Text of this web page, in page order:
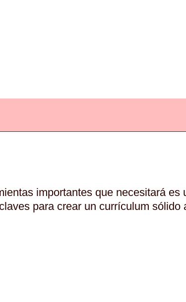
importantes que necesitará es
para crear un currículum sólido